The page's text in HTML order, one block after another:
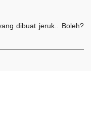
dibuat jeruk.. Boleh?